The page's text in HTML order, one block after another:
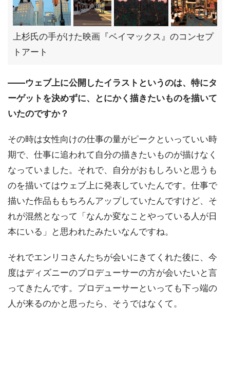
上杉氏の手がけた映画『ベイマックス』のコンセプ
トアート
――ウェブ上に公開したイラストというのは、特にタ
ーゲットを決めずに、とにかく描きたいものを描いて
いたのですか？
その時は女性向けの仕事の量がピークといっていい時
期で、仕事に追われて自分の描きたいものが描けなく
なっていました。それで、自分がおもしろいと思うも
のを描いてはウェブ上に発表していたんです。仕事で
描いた作品ももちろんアップしていたんですけど、そ
れが混然となって「なんか変なことやっている人が日
本にいる」と思われたみたいなんですね。
それでエンリコさんたちが会いにきてくれた後に、今
度はディズニーのプロデューサーの方が会いたいと言
ってきたんです。プロデューサーといっても下っ端の
人が来るのかと思ったら、そうではなくて。